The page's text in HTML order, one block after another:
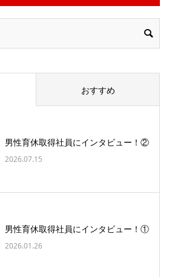
おすすめ
男性育休取得社員にインタビュー！②
2026.07.15
男性育休取得社員にインタビュー！①
2026.01.26